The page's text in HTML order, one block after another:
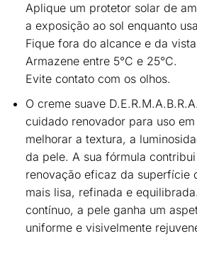
Aplique um protetor solar de
a exposição ao sol enquanto
Fique fora do alcance e da
Armazene entre 5°C e 25°C.
Evite contato com os olhos.
O creme suave
cuidado renovador para uso
melhorar a textura, a
da pele. A sua fórmula
renovação eficaz da superfície
mais lisa, refinada e
contínuo, a pele ganha um
uniforme e visivelmente